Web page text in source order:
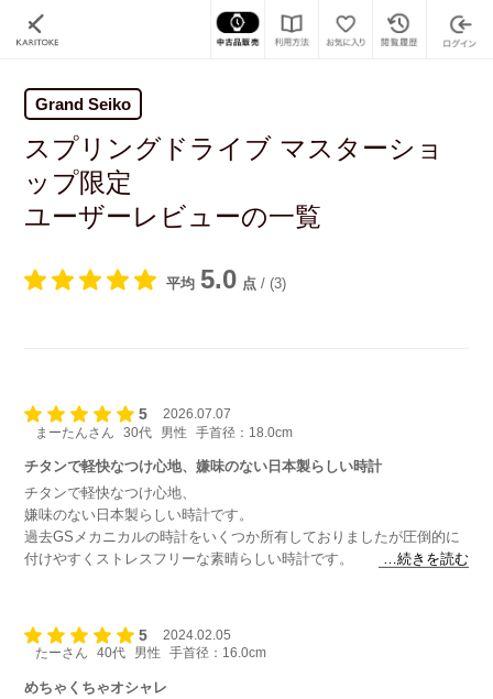
Grand Seiko
スプリングドライブ マスターショ
ップ限定
ユーザーレビューの一覧
平均 5.0 点 / (3)
5
2026.07.07
まーたんさん
30代 男性 手首径：18.0cm
チタンで軽快なつけ心地、嫌味のない日本製らしい時計
チタンで軽快なつけ心地、
嫌味のない日本製らしい時計です。
過去GSメカニカルの時計をいくつか所有しておりましたが圧倒的に
付けやすくストレスフリーな素晴らしい時計です。
…続きを読む
5
2024.02.05
たーさん
40代 男性 手首径：16.0cm
めちゃくちゃオシャレ